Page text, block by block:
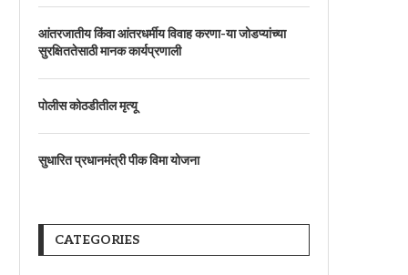
आंतरजातीय किंवा आंतरधर्मीय विवाह करणा-या जोडप्यांच्या
सुरक्षिततेसाठी मानक कार्यप्रणाली
पोलीस कोठडीतील मृत्यू
सुधारित प्रधानमंत्री पीक विमा योजना
CATEGORIES